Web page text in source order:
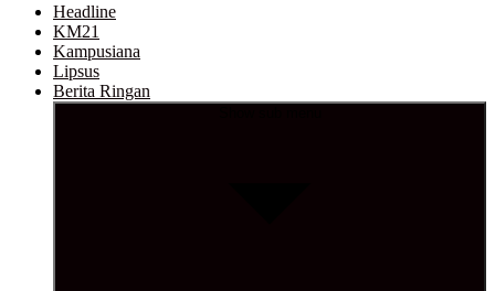
Headline
KM21
Kampusiana
Lipsus
Berita Ringan